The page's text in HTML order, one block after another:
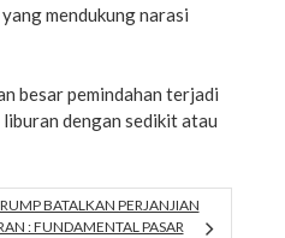
mendukung narasi
besar pemindahan terjadi
dengan sedikit atau
BATALKAN PERJANJIAN
: FUNDAMENTAL PASAR